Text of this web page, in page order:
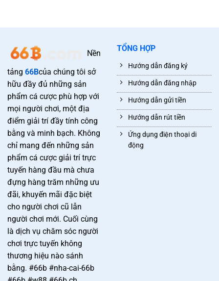
Nền
tảng 66Bcủa chúng tôi sở
hữu đầy đủ những sản
phẩm cá cược phù hợp với
mọi người chơi, một địa
điểm giải trí đầy tính công
bằng và minh bạch. Không
chỉ mang đến những sản
phẩm cá cược giải trí trực
tuyến hàng đầu mà chưa
đựng hàng trăm những ưu
đãi, khuyến mãi đặc biệt
cho người chơi cũ lẫn
người chơi mới. Cuối cùng
là dịch vụ chăm sóc người
chơi trực tuyến không
thương hiệu nào sánh
bằng. #66b #nha-cai-66b
TỔNG HỢP
Hướng dẫn đăng ký
Hướng dẫn đăng nhập
Hướng dẫn gửi tiền
Hướng dẫn rút tiền
Ứng dụng điện thoại di
động